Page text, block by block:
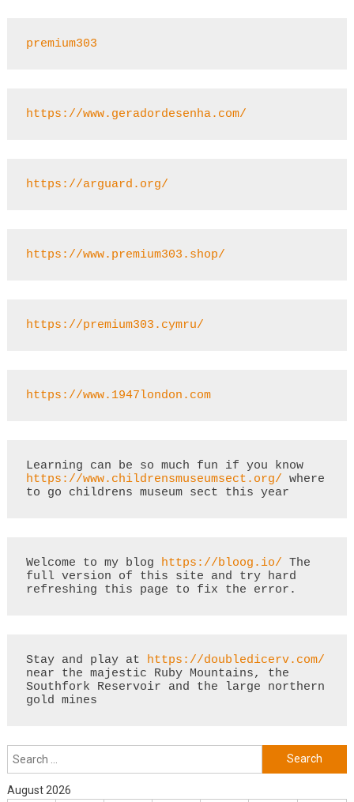
premium303
https://www.geradordesenha.com/
https://arguard.org/
https://www.premium303.shop/
https://premium303.cymru/
https://www.1947london.com
Learning can be so much fun if you know
https://www.childrensmuseumsect.org/ where
to go childrens museum sect this year
Welcome to my blog https://bloog.io/ The
full version of this site and try hard
refreshing this page to fix the error.
Stay and play at https://doubledicerv.com/
near the majestic Ruby Mountains, the
Southfork Reservoir and the large northern
gold mines
Search
for:
August 2026